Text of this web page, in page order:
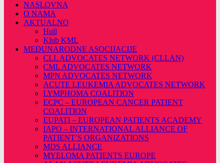
stranicu
NASLOVNA
O NAMA
AKTUALNO
Hull
Klub KML
MEĐUNARODNE ASOCIJACIJE
CLL ADVOCATES NETWORK (CLLAN)
CML ADVOCATES NETWORK
MPN ADVOCATES NETWORK
ACUTE LEUKEMIA ADVOCATES NETWORK
LYMPHOMA COALITION
ECPC – EUROPEAN CANCER PATIENT
COALITION
EUPATI – EUROPEAN PATIENTS ACADEMY
IAPO – INTERNATIONAL ALLIANCE OF
PATIENT’S ORGANIZATIONS
MDS ALLIANCE
MYELOMA PATIENTS EUROPE